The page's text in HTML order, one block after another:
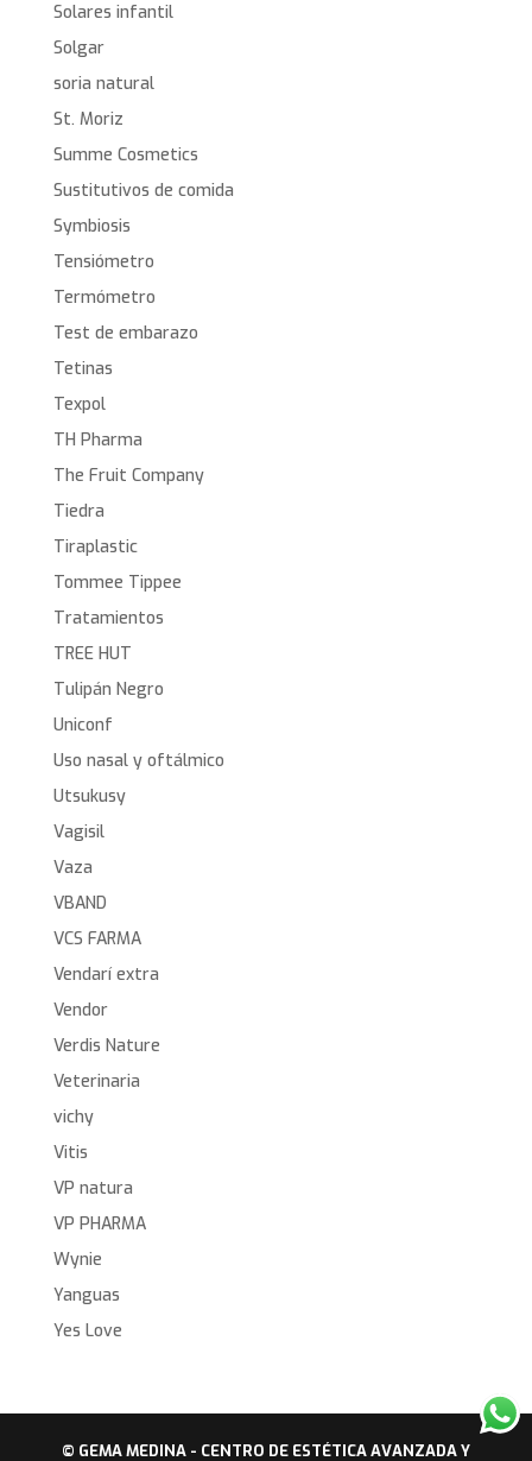
Solares infantil
Solgar
soria natural
St. Moriz
Summe Cosmetics
Sustitutivos de comida
Symbiosis
Tensiómetro
Termómetro
Test de embarazo
Tetinas
Texpol
TH Pharma
The Fruit Company
Tiedra
Tiraplastic
Tommee Tippee
Tratamientos
TREE HUT
Tulipán Negro
Uniconf
Uso nasal y oftálmico
Utsukusy
Vagisil
Vaza
VBAND
VCS FARMA
Vendarí extra
Vendor
Verdis Nature
Veterinaria
vichy
Vitis
VP natura
VP PHARMA
Wynie
Yanguas
Yes Love
© GEMA MEDINA - CENTRO DE ESTÉTICA AVANZADA Y